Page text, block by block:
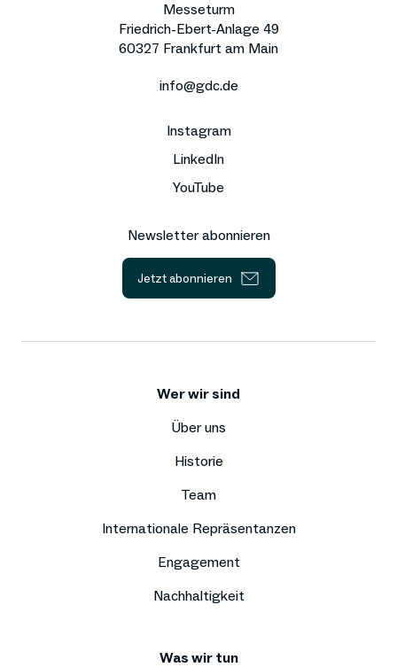
Messeturm
Friedrich-Ebert-Anlage 49
60327 Frankfurt am Main
info@gdc.de
Instagram
LinkedIn
YouTube
Newsletter abonnieren
Jetzt abonnieren
Wer wir sind
Über uns
Historie
Team
Internationale Repräsentanzen
Engagement
Nachhaltigkeit
Was wir tun